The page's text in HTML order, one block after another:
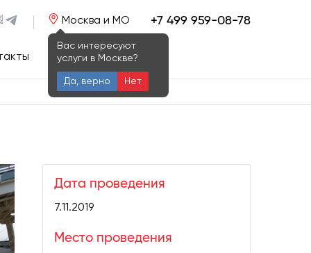
Москва и МО
Вас интересуют
услуги в Москве?
Да, верно Нет
+7 499 959-08-78
Дата проведения
7.11.2019
Место проведения